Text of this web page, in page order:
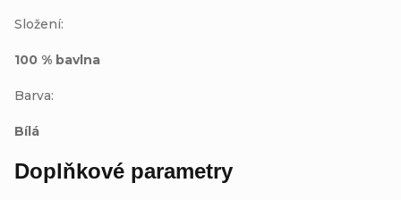
Složení:
100 % bavlna
Barva:
Bílá
Doplňkové parametry